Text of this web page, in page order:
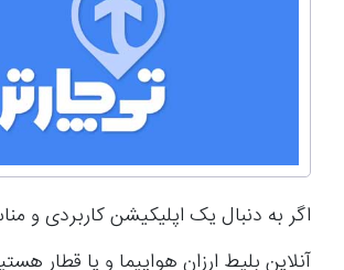
اگر به دنبال یک اپلیکیشن کاربردی و
آنلاین بلیط ارزان هواپیما و یا قطار